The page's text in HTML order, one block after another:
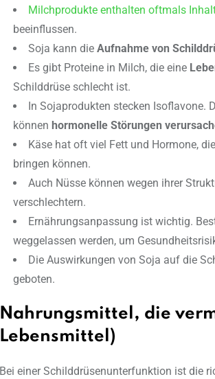
Milchprodukte enthalten oftmals
beeinflussen.
Soja kann die Aufnahme von
Es gibt Proteine in Milch, die eine
Schilddrüse schlecht ist.
In Sojaprodukten stecken Isoflavone.
können hormonelle Störungen
Käse hat oft viel Fett und Hormone,
bringen können.
Auch Nüsse können wegen ihrer
verschlechtern.
Ernährungsanpassung ist wichtig.
weggelassen werden, um
Die Auswirkungen von Soja auf die
geboten.
Nahrungsmittel, die
Lebensmittel)
Bei einer Schilddrüsenunterfunktion ist die